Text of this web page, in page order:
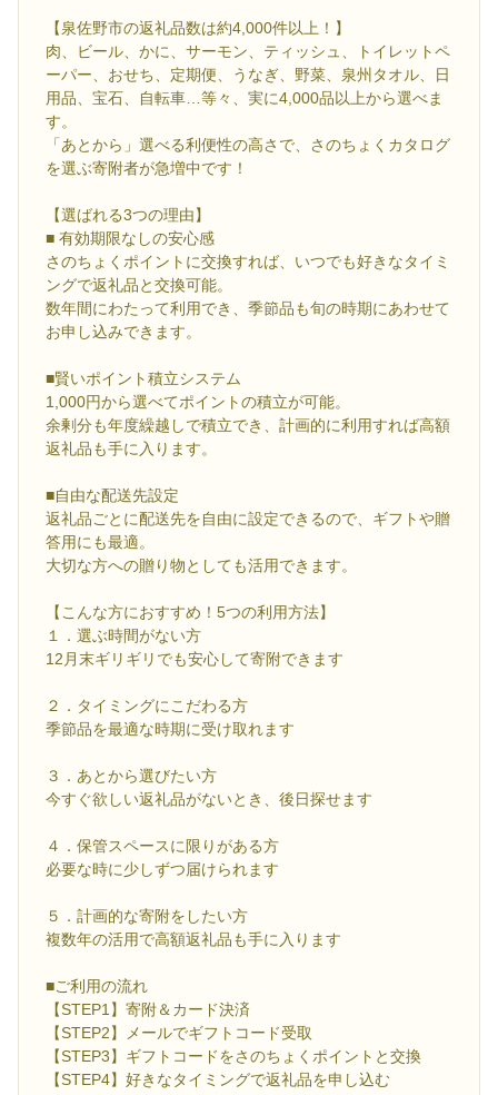
【泉佐野市の返礼品数は約4,000件以上！】
肉、ビール、かに、サーモン、ティッシュ、トイレットペ
ーパー、おせち、定期便、うなぎ、野菜、泉州タオル、日
用品、宝石、自転車…等々、実に4,000品以上から選べま
す。
「あとから」選べる利便性の高さで、さのちょくカタログ
を選ぶ寄附者が急増中です！
【選ばれる3つの理由】
■ 有効期限なしの安心感
さのちょくポイントに交換すれば、いつでも好きなタイミ
ングで返礼品と交換可能。
数年間にわたって利用でき、季節品も旬の時期にあわせて
お申し込みできます。
■賢いポイント積立システム
1,000円から選べてポイントの積立が可能。
余剰分も年度繰越しで積立でき、計画的に利用すれば高額
返礼品も手に入ります。
■自由な配送先設定
返礼品ごとに配送先を自由に設定できるので、ギフトや贈
答用にも最適。
大切な方への贈り物としても活用できます。
【こんな方におすすめ！5つの利用方法】
１．選ぶ時間がない方
12月末ギリギリでも安心して寄附できます
２．タイミングにこだわる方
季節品を最適な時期に受け取れます
３．あとから選びたい方
今すぐ欲しい返礼品がないとき、後日探せます
４．保管スペースに限りがある方
必要な時に少しずつ届けられます
５．計画的な寄附をしたい方
複数年の活用で高額返礼品も手に入ります
■ご利用の流れ
【STEP1】寄附＆カード決済
【STEP2】メールでギフトコード受取
【STEP3】ギフトコードをさのちょくポイントと交換
【STEP4】好きなタイミングで返礼品を申し込む